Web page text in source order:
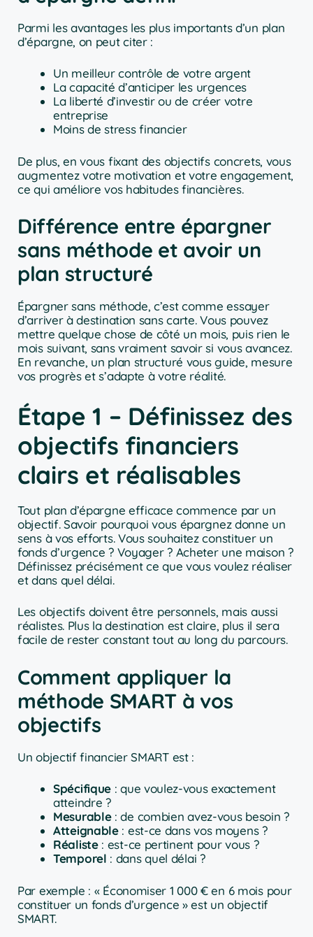
Parmi les avantages les plus importants d’un plan
d’épargne, on peut citer :
Un meilleur contrôle de votre argent
La capacité d’anticiper les urgences
La liberté d’investir ou de créer votre
entreprise
Moins de stress financier
De plus, en vous fixant des objectifs concrets, vous
augmentez votre motivation et votre engagement,
ce qui améliore vos habitudes financières.
Différence entre épargner
sans méthode et avoir un
plan structuré
Épargner sans méthode, c’est comme essayer
d’arriver à destination sans carte. Vous pouvez
mettre quelque chose de côté un mois, puis rien le
mois suivant, sans vraiment savoir si vous avancez.
En revanche, un plan structuré vous guide, mesure
vos progrès et s’adapte à votre réalité.
Étape 1 – Définissez des
objectifs financiers
clairs et réalisables
Tout plan d’épargne efficace commence par un
objectif. Savoir pourquoi vous épargnez donne un
sens à vos efforts. Vous souhaitez constituer un
fonds d’urgence ? Voyager ? Acheter une maison ?
Définissez précisément ce que vous voulez réaliser
et dans quel délai.
Les objectifs doivent être personnels, mais aussi
réalistes. Plus la destination est claire, plus il sera
facile de rester constant tout au long du parcours.
Comment appliquer la
méthode SMART à vos
objectifs
Un objectif financier SMART est :
Spécifique : que voulez-vous exactement
atteindre ?
Mesurable: de combien avez-vous besoin ?
Atteignable: est-ce dans vos moyens ?
Réaliste: est-ce pertinent pour vous ?
Temporel : dans quel délai ?
Par exemple : « Économiser 1 000 € en 6 mois pour
constituer un fonds d’urgence » est un objectif
SMART.